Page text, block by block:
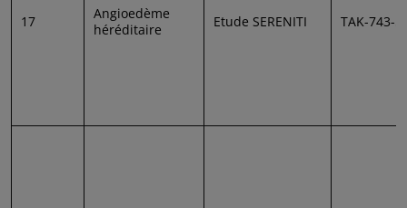
17
Angioedème
héréditaire
Etude SERENITI TAK-743-